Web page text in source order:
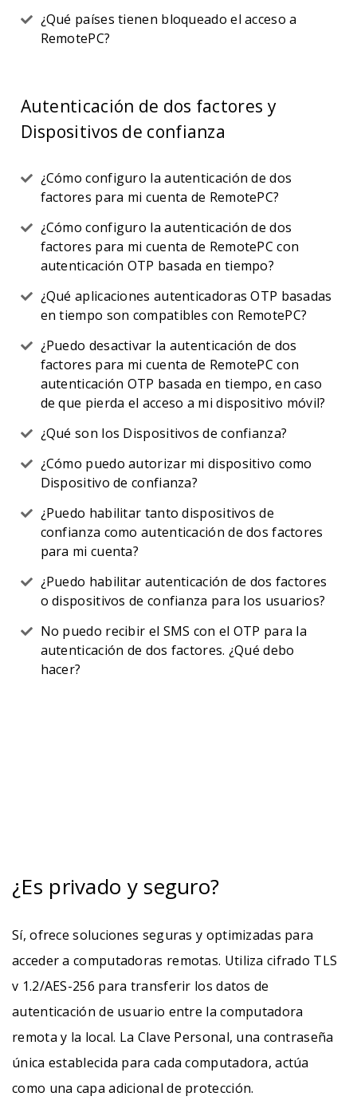
¿Qué países tienen bloqueado el acceso a
RemotePC?
Autenticación de dos factores y
Dispositivos de confianza
¿Cómo configuro la autenticación de dos
factores para mi cuenta de RemotePC?
¿Cómo configuro la autenticación de dos
factores para mi cuenta de RemotePC con
autenticación OTP basada en tiempo?
¿Qué aplicaciones autenticadoras OTP basadas
en tiempo son compatibles con RemotePC?
¿Puedo desactivar la autenticación de dos
factores para mi cuenta de RemotePC con
autenticación OTP basada en tiempo, en caso
de que pierda el acceso a mi dispositivo móvil?
¿Qué son los Dispositivos de confianza?
¿Cómo puedo autorizar mi dispositivo como
Dispositivo de confianza?
¿Puedo habilitar tanto dispositivos de
confianza como autenticación de dos factores
para mi cuenta?
¿Puedo habilitar autenticación de dos factores
o dispositivos de confianza para los usuarios?
No puedo recibir el SMS con el OTP para la
autenticación de dos factores. ¿Qué debo
hacer?
¿Es privado y seguro?
Sí, ofrece soluciones seguras y optimizadas para
acceder a computadoras remotas. Utiliza cifrado TLS
v 1.2/AES-256 para transferir los datos de
autenticación de usuario entre la computadora
remota y la local. La Clave Personal, una contraseña
única establecida para cada computadora, actúa
como una capa adicional de protección.